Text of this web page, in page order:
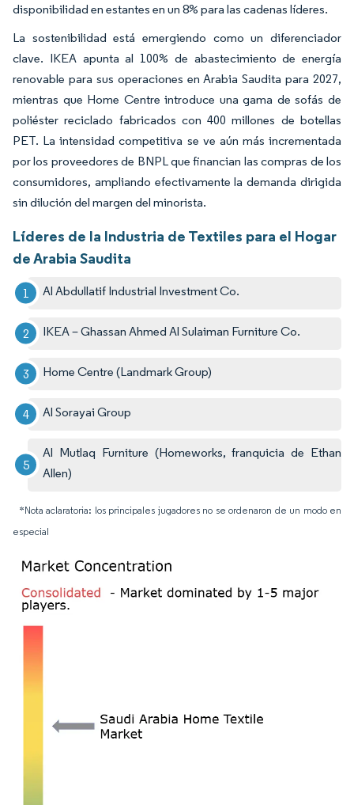
disponibilidad en estantes en un 8% para las cadenas líderes.
La sostenibilidad está emergiendo como un diferenciador
clave. IKEA apunta al 100% de abastecimiento de energía
renovable para sus operaciones en Arabia Saudita para 2027,
mientras que Home Centre introduce una gama de sofás de
poliéster reciclado fabricados con 400 millones de botellas
PET. La intensidad competitiva se ve aún más incrementada
por los proveedores de BNPL que financian las compras de los
consumidores, ampliando efectivamente la demanda dirigida
sin dilución del margen del minorista.
Líderes de la Industria de Textiles para el Hogar
de Arabia Saudita
Al Abdullatif Industrial Investment Co.
IKEA – Ghassan Ahmed Al Sulaiman Furniture Co.
Home Centre (Landmark Group)
Al Sorayai Group
Al Mutlaq Furniture (Homeworks, franquicia de Ethan
Allen)
*Nota aclaratoria: los principales jugadores no se ordenaron de un modo en
especial